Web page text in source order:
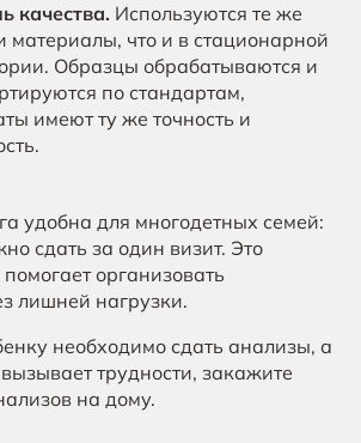
качества. Используются те же
материалы, что и в стационарной
Образцы обрабатываются и
по стандартам,
имеют ту же точность и
удобна для многодетных семей:
сдать за один визит. Это
организовать
лишней нагрузки.
необходимо сдать анализы, а
трудности, закажите
на дому.